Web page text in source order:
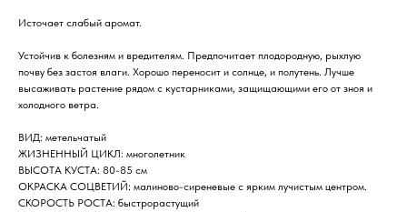
Источает слабый аромат.
Устойчив к болезням и вредителям. Предпочитает плодородную, рыхлую
почву без застоя влаги. Хорошо переносит и солнце, и полутень. Лучше
высаживать растение рядом с кустарниками, защищающими его от зноя и
холодного ветра.
ВИД: метельчатый
ЖИЗНЕННЫЙ ЦИКЛ: многолетник
ВЫСОТА КУСТА: 80-85 см
ОКРАСКА СОЦВЕТИЙ: малиново-сиреневые с ярким лучистым центром.
СКОРОСТЬ РОСТА: быстрорастущий